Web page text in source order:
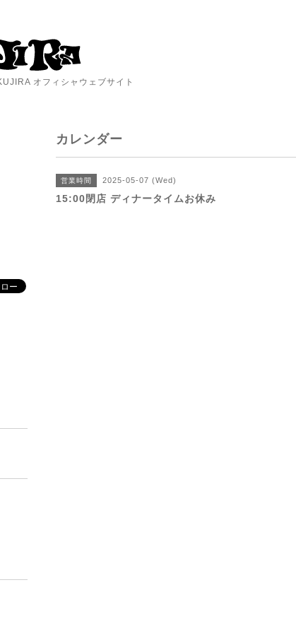
オフィシャウェブサイト
カレンダー
営業時間 2025-05-07 (Wed)
15:00閉店 ディナータイムお休み